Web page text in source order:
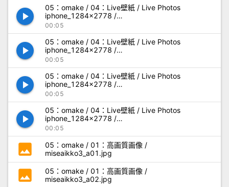
play_arrow
05：omake / 04：Live壁紙 / Live Photos
iphone_1284x2778 /
LivePhotos_iphone_1284x2778_02+.mp4
00:05
play_arrow
05：omake / 04：Live壁紙 / Live Photos
iphone_1284x2778 /
LivePhotos_iphone_1284x2778_02.mp4
00:05
play_arrow
05：omake / 04：Live壁紙 / Live Photos
iphone_1284x2778 /
LivePhotos_iphone_1284x2778_03+.mp4
00:05
play_arrow
05：omake / 04：Live壁紙 / Live Photos
iphone_1284x2778 /
LivePhotos_iphone_1284x2778_03.mp4
00:05
photo
05：omake / 01：高画質画像 /
miseaikko3_a01.jpg
photo
05：omake / 01：高画質画像 /
miseaikko3_a02.jpg